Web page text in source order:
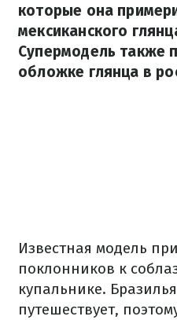
которые она
мексиканского
Супермодель также
обложке глянца в
Известная модель
поклонников к
купальнике.
путешествует,